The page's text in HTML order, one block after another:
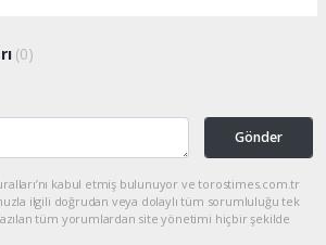
(0)
Gönder
kabul etmiş bulunuyor ve torostimes.com.tr
ilgili doğrudan veya dolaylı tüm sorumluluğu tek
tüm yorumlardan site yönetimi hiçbir şekilde